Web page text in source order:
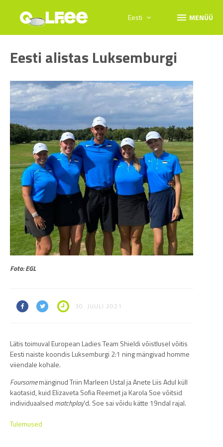
Eesti menu MENÜÜ
Eesti alistas Luksemburgi
Foto: EGL
30. JUULI 2021
Lätis toimuval European Ladies Team Shieldi võistlusel võitis
Eesti naiste koondis Luksemburgi 2:1 ning mängivad homme
viiendale kohale.
Foursomemänginud Triin Marleen Ustal ja Anete Liis Adul küll
kaotasid, kuid Elizaveta Sofia Reemet ja Karola Soe võitsid
individuaalsed matchplay’d. Soe sai võidu kätte 19ndal rajal.
Tulemused